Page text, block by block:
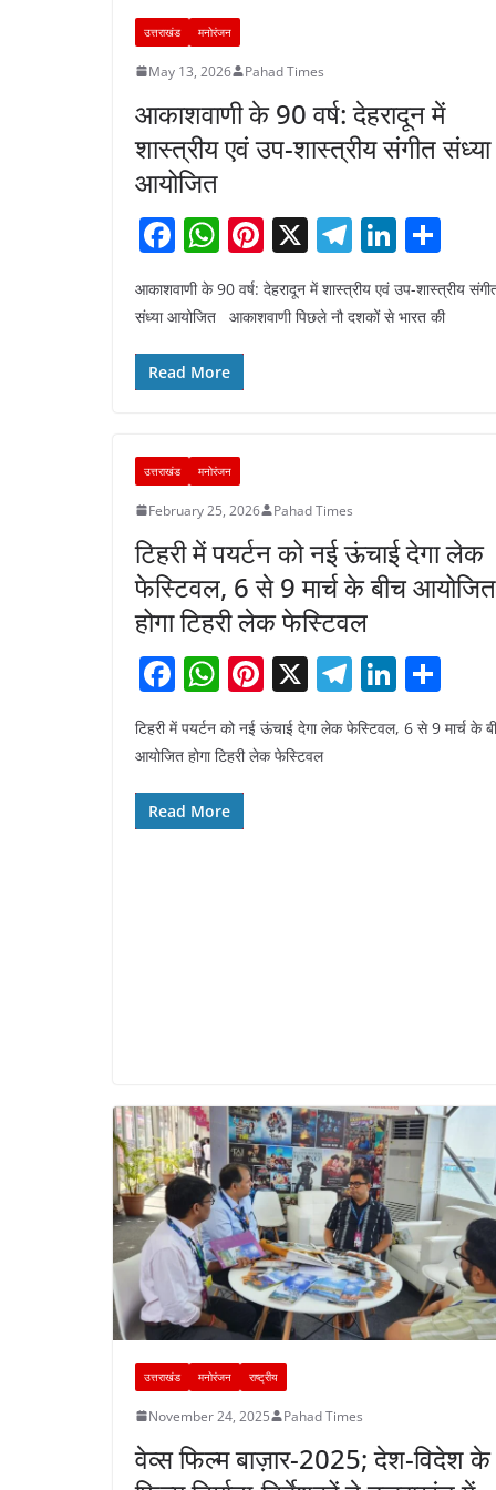
उत्तराखंड मनोरंजन
May 13, 2026 Pahad Times
आकाशवाणी के 90 वर्ष: देहरादून में
शास्त्रीय एवं उप-शास्त्रीय संगीत संध्या
आयोजित
F
a
c
e
b
o
k
W
at
s
A
p
Pi
nt
er
X T
el
e
Li
k
h
ar
आकाशवाणी के 90 वर्ष: देहरादून में शास्त्रीय एवं उप-शास्त्रीय
संध्या आयोजित आकाशवाणी पिछले नौ दशकों से भारत की
Read More
उत्तराखंड मनोरंजन
February 25, 2026 Pahad Times
टिहरी में पयर्टन को नई ऊंचाई देगा लेक
फेस्टिवल, 6 से 9 मार्च के बीच आयोजित
होगा टिहरी लेक फेस्टिवल
F
a
c
e
b
W
h
at
s
A
Pi
nt
er
X T
el
e
Li
k ar
टिहरी में पयर्टन को नई ऊंचाई देगा लेक फेस्टिवल, 6 से 9 मार्च के
आयोजित होगा टिहरी लेक फेस्टिवल
Read More
उत्तराखंड मनोरंजन राष्ट्रीय
November 24, 2025 Pahad Times
वेव्स फिल्म बाज़ार-2025; देश-विदेश के